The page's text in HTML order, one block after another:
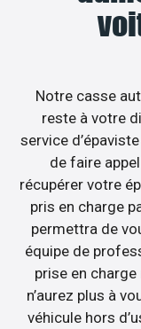
Notre casse
reste à votre
service
de faire
récupérer votre
pris en charge
permettra de
équipe de
prise en
n’aurez plus à
véhicule hors